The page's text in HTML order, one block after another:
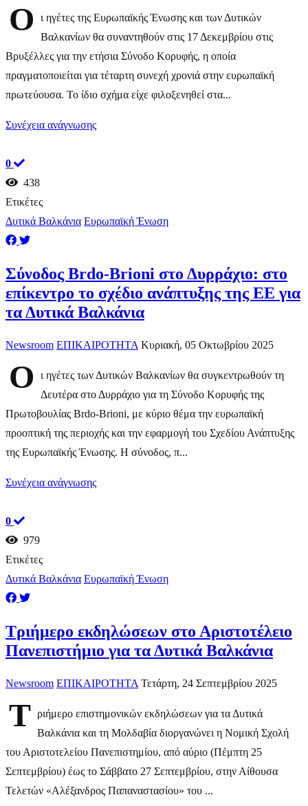
Ο
ι ηγέτες της Ευρωπαϊκής Ένωσης και των Δυτικών
Βαλκανίων θα συναντηθούν στις 17 Δεκεμβρίου στις
Βρυξέλλες για την ετήσια Σύνοδο Κορυφής, η οποία
πραγματοποιείται για τέταρτη συνεχή χρονιά στην ευρωπαϊκή
πρωτεύουσα. Το ίδιο σχήμα είχε φιλοξενηθεί στα...
Συνέχεια ανάγνωσης
0
438
Ετικέτες
Δυτικά Βαλκάνια Ευρωπαϊκή Ένωση
Σύνοδος Brdo-Brioni στο Δυρράχιο: στο
επίκεντρο το σχέδιο ανάπτυξης της ΕΕ για
τα Δυτικά Βαλκάνια
Newsroom ΕΠΙΚΑΙΡΟΤΗΤΑ Κυριακή, 05 Οκτωβρίου 2025
Ο
ι ηγέτες των Δυτικών Βαλκανίων θα συγκεντρωθούν τη
Δευτέρα στο Δυρράχιο για τη Σύνοδο Κορυφής της
Πρωτοβουλίας Brdo-Brioni, με κύριο θέμα την ευρωπαϊκή
προοπτική της περιοχής και την εφαρμογή του Σχεδίου Ανάπτυξης
της Ευρωπαϊκής Ένωσης. Η σύνοδος, π...
Συνέχεια ανάγνωσης
0
979
Ετικέτες
Δυτικά Βαλκάνια Ευρωπαϊκή Ένωση
Τριήμερο εκδηλώσεων στο Αριστοτέλειο
Πανεπιστήμιο για τα Δυτικά Βαλκάνια
Newsroom ΕΠΙΚΑΙΡΟΤΗΤΑ Τετάρτη, 24 Σεπτεμβρίου 2025
Τ
ριήμερο επιστημονικών εκδηλώσεων για τα Δυτικά
Βαλκάνια και τη Μολδαβία διοργανώνει η Νομική Σχολή
του Αριστοτελείου Πανεπιστημίου, από αύριο (Πέμπτη 25
Σεπτεμβρίου) έως το Σάββατο 27 Σεπτεμβρίου, στην Αίθουσα
Τελετών «Αλέξανδρος Παπαναστασίου» του ...